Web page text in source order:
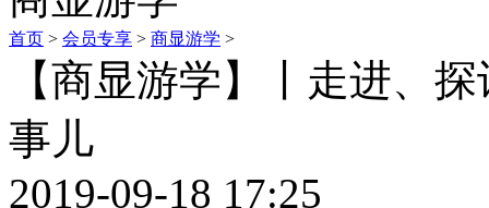
首页 > 会员专享 > 商显游学 >
【商显游学】丨走进、
事儿
2019-09-18 17:25